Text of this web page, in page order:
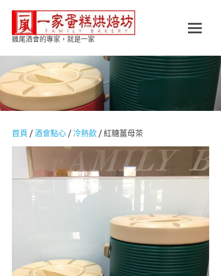
content
蛋
烘
坊
雞尾酒會的專家，就是一家
MENU
首頁 /酒會點心 / 冷熱飲 / 紅糖薑母茶